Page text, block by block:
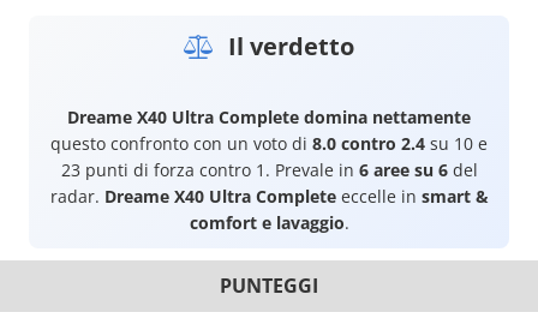
Il verdetto
Dreame X40 Ultra Complete domina nettamente
questo confronto con un voto di 8.0 contro 2.4 su 10 e
23 punti di forza contro 1. Prevale in 6 aree su 6del
radar. Dreame X40 Ultra Completeeccelle in smart &
comfort e lavaggio.
PUNTEGGI